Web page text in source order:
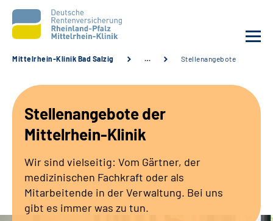
Unsere Angebote
Karriere
Zuweisende &
Mittelrhein-Klinik Bad Salzig … Stellenangebote
Stellenangebote der
Mittelrhein-Klinik
Wir sind vielseitig: Vom Gärtner, der
medizinischen Fachkraft oder als
Mitarbeitende in der Verwaltung. Bei uns
gibt es immer was zu tun.